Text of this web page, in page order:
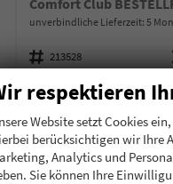
unverbindliche Lieferzeit: 5
Fahrzeugnummer 213528
Kilometerstand10 km
24.105,– €
incl. 19% MwSt.
Verbrauch kombiniert:
respektieren
Website setzt Cookies
berücksichtigen wir Ihre
Analytics und
Sie können Ihre